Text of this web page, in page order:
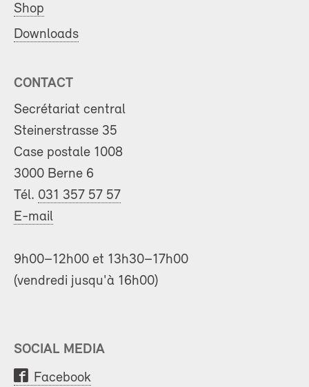
Shop
Downloads
CONTACT
Secrétariat central
Steinerstrasse 35
Case postale 1008
3000 Berne 6
Tél. 031 357 57 57
E-mail
9h00–12h00 et 13h30–17h00
(vendredi jusqu'à 16h00)
SOCIAL MEDIA
Facebook